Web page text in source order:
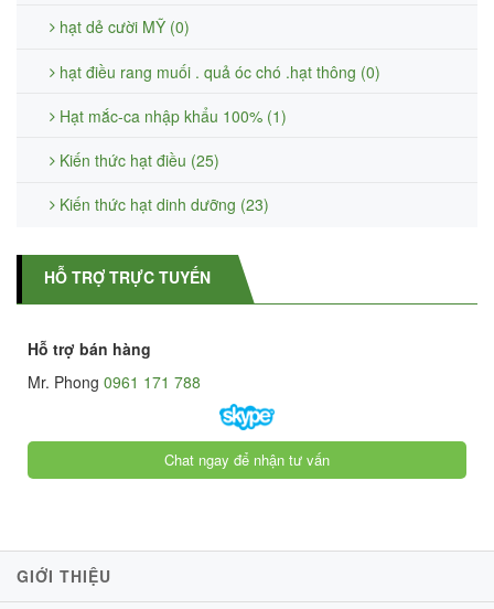
hạt dẻ cười MỸ (0)
hạt điều rang muối . quả óc chó .hạt thông (0)
Hạt mắc-ca nhập khẩu 100% (1)
Kiến thức hạt điều (25)
Kiến thức hạt dinh dưỡng (23)
HỖ TRỢ TRỰC TUYẾN
Hỗ trợ bán hàng
Mr. Phong 0961 171 788
Chat ngay để nhận tư vấn
GIỚI THIỆU